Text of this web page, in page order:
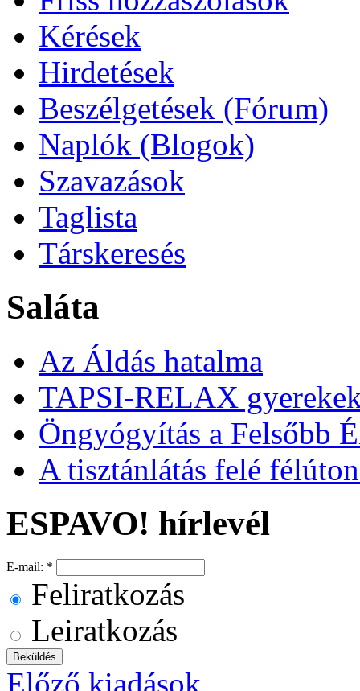
Kérések
Hirdetések
Beszélgetések (Fórum)
Naplók (Blogok)
Szavazások
Taglista
Társkeresés
Saláta
Az Áldás hatalma
TAPSI-RELAX
Öngyógyítás a Felsőbb
A tisztánlátás felé
ESPAVO! hírlevél
E-mail: *
Feliratkozás
Leiratkozás
Előző kiadások